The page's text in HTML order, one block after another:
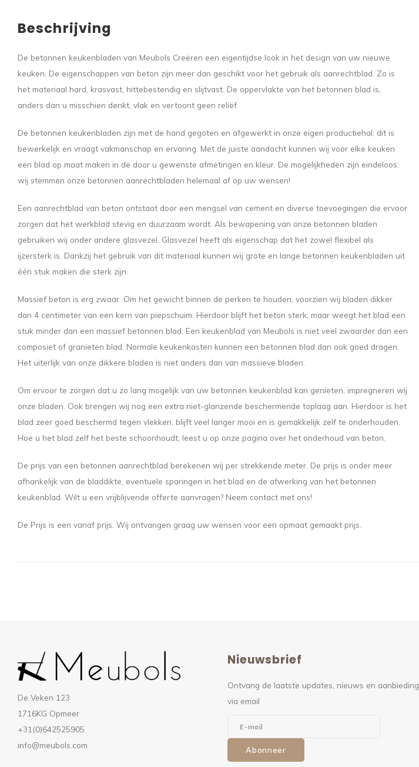
Beschrijving
De betonnen keukenbladen van Meubols Creëren een eigentijdse look in het design van uw nieuwe
keuken. De eigenschappen van beton zijn meer dan geschikt voor het gebruik als aanrechtblad. Zo is
het materiaal hard, krasvast, hittebestendig en slijtvast. De oppervlakte van het betonnen blad is,
anders dan u misschien denkt, vlak en vertoont geen reliëf.
De betonnen keukenbladen zijn met de hand gegoten en afgewerkt in onze eigen productiehal; dit is
bewerkelijk en vraagt vakmanschap en ervaring. Met de juiste aandacht kunnen wij voor elke keuken
een blad op maat maken in de door u gewenste afmetingen en kleur. De mogelijkheden zijn eindeloos:
wij stemmen onze betonnen aanrechtbladen helemaal af op uw wensen!
Een aanrechtblad van beton ontstaat door een mengsel van cement en diverse toevoegingen die ervoor
zorgen dat het werkblad stevig en duurzaam wordt. Als bewapening van onze betonnen bladen
gebruiken wij onder andere glasvezel. Glasvezel heeft als eigenschap dat het zowel flexibel als
ijzersterk is. Dankzij het gebruik van dit materiaal kunnen wij grote en lange betonnen keukenbladen uit
één stuk maken die sterk zijn.
Massief beton is erg zwaar. Om het gewicht binnen de perken te houden, voorzien wij bladen dikker
dan 4 centimeter van een kern van piepschuim. Hierdoor blijft het beton sterk, maar weegt het blad een
stuk minder dan een massief betonnen blad. Een keukenblad van Meubols is niet veel zwaarder dan een
composiet of granieten blad. Normale keukenkasten kunnen een betonnen blad dan ook goed dragen.
Het uiterlijk van onze dikkere bladen is niet anders dan van massieve bladen.
Om ervoor te zorgen dat u zo lang mogelijk van uw betonnen keukenblad kan genieten, impregneren wij
onze bladen. Ook brengen wij nog een extra niet-glanzende beschermende toplaag aan. Hierdoor is het
blad zeer goed beschermd tegen vlekken, blijft veel langer mooi en is gemakkelijk zelf te onderhouden.
Hoe u het blad zelf het beste schoonhoudt, leest u op onze pagina over het onderhoud van beton.
De prijs van een betonnen aanrechtblad berekenen wij per strekkende meter. De prijs is onder meer
afhankelijk van de bladdikte, eventuele sparingen in het blad en de afwerking van het betonnen
keukenblad. Wilt u een vrijblijvende offerte aanvragen? Neem contact met ons!
De Prijs is een vanaf prijs. Wij ontvangen graag uw wensen voor een opmaat gemaakt prijs.
De Veken 123
1716KG Opmeer
+31(0)642525905
info@meubols.com
Nieuwsbrief
Ontvang de laatste updates, nieuws en
via email
Abonneer